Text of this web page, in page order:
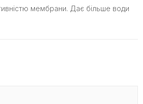
мембрани. Дає більше води